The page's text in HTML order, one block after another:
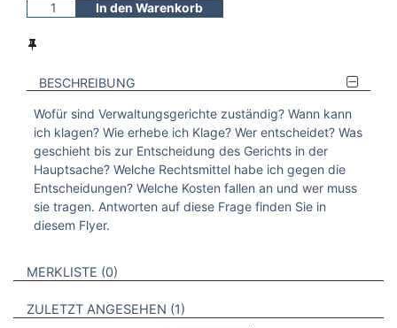
In den Warenkorb
BESCHREIBUNG
Wofür sind Verwaltungsgerichte zuständig? Wann kann
ich klagen? Wie erhebe ich Klage? Wer entscheidet? Was
geschieht bis zur Entscheidung des Gerichts in der
Hauptsache? Welche Rechtsmittel habe ich gegen die
Entscheidungen? Welche Kosten fallen an und wer muss
sie tragen. Antworten auf diese Frage finden Sie in
diesem Flyer.
VERWEISE AUF VERMERKTE- ODER ZULETZT ANGESEHENE
MERKLISTE 0 BROSCHÜREN
ZULETZT ANGESEHEN 1 BROSCHÜREN